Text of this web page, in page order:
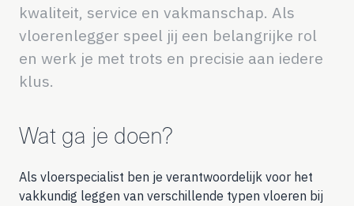
kwaliteit, service en vakmanschap. Als
vloerenlegger speel jij een belangrijke rol
en werk je met trots en precisie aan iedere
klus.
Wat ga je doen?
Als vloerspecialist ben je verantwoordelijk voor het
vakkundig leggen van verschillende typen vloeren bij